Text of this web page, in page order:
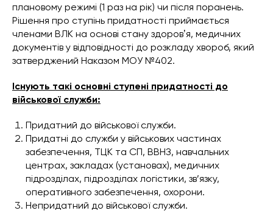
плановому режимі (1 раз на рік) чи після поранень.
Рішення про ступінь придатності приймається
членами ВЛК на основі стану здоровʼя, медичних
документів у відповідності до розкладу хвороб, який
затверджений Наказом МОУ №402.
Існують такі основні ступені придатності до
військової служби:
Придатний до військової служби.
Придатні до служби у військових частинах
забезпечення, ТЦК та СП, ВВНЗ, навчальних
центрах, закладах (установах), медичних
підрозділах, підрозділах логістики, зв’язку,
оперативного забезпечення, охорони.
Непридатний до військової служби.